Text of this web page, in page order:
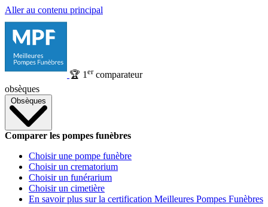
Aller au contenu principal
🏆 1 ercomparateur
obsèques
Obsèques
Comparer les pompes funèbres
Choisir une pompe funèbre
Choisir un crematorium
Choisir un funérarium
Choisir un cimetière
En savoir plus sur la certification Meilleures Pompes Funèbres